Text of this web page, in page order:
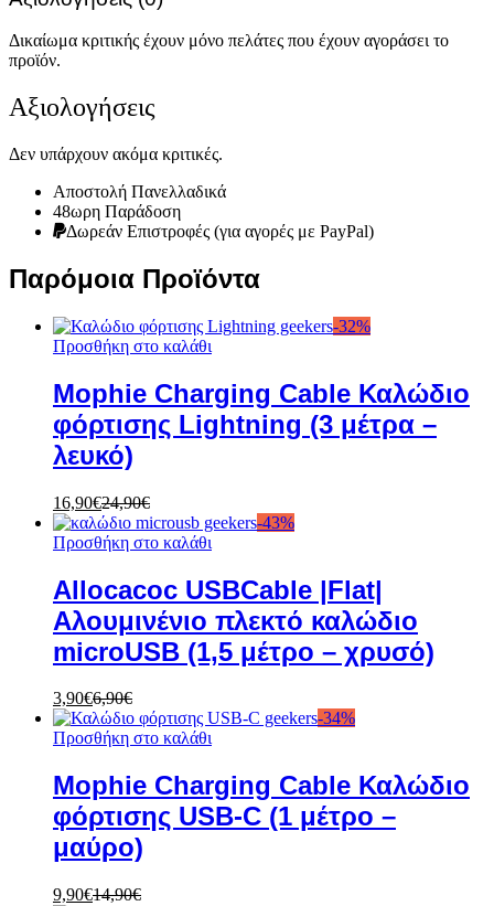
Δικαίωμα κριτικής έχουν μόνο πελάτες που έχουν αγοράσει το
προϊόν.
Αξιολογήσεις
Δεν υπάρχουν ακόμα κριτικές.
Αποστολή Πανελλαδικά
48ωρη Παράδοση
Δωρεάν Eπιστροφές (για αγορές με PayPal)
Παρόμοια Προϊόντα
-32%
Προσθήκη στο καλάθι
Mophie Charging Cable Καλώδιο
φόρτισης Lightning (3 μέτρα –
λευκό)
16,90€24,90€
-43%
Προσθήκη στο καλάθι
Allocacoc USBCable |Flat|
Αλουμινένιο πλεκτό καλώδιο
microUSB (1,5 μέτρο – χρυσό)
3,90€6,90€
-34%
Προσθήκη στο καλάθι
Mophie Charging Cable Καλώδιο
φόρτισης USB-C (1 μέτρο –
μαύρο)
9,90€14,90€